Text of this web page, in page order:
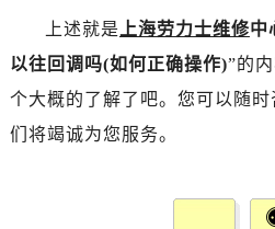
上述就是 上海劳力士维修中
以往回调吗(如何正确操作)”的
个大概的了解了吧。您可以随
们将竭诚为您服务。